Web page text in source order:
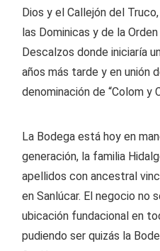
Dios y el Callejón del
las Dominicas y de la
Descalzos donde iniciaría
años más tarde y en unión
denominación de “Colom y
La Bodega está hoy en
generación, la familia
apellidos con ancestral
en Sanlúcar. El negocio no
ubicación fundacional en
pudiendo ser quizás la